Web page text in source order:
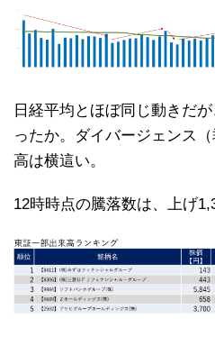
日経平均とほぼ同じ動きだ
ったか。ダイバージェンス
高は横這い。
12時時点の騰落数は、上げ